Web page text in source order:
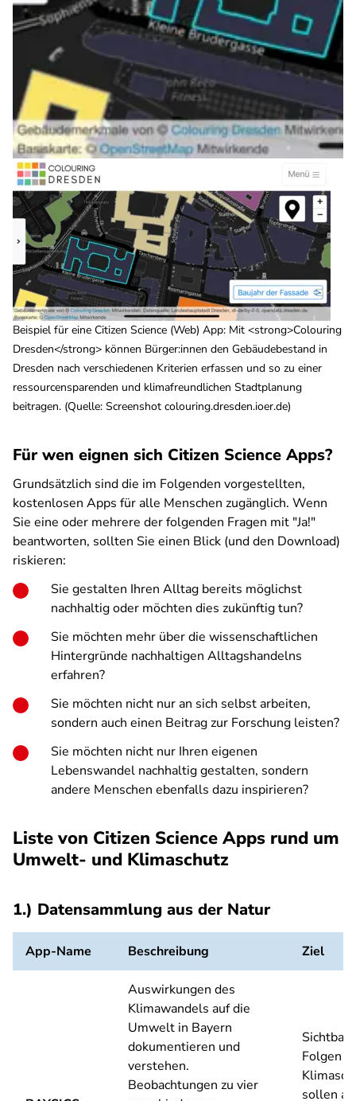
Beispiel für eine Citizen Science (Web) App: Mit <strong>Colouring
Dresden</strong> können Bürger:innen den Gebäudebestand in
Dresden nach verschiedenen Kriterien erfassen und so zu einer
ressourcensparenden und klimafreundlichen Stadtplanung
beitragen. (Quelle: Screenshot colouring.dresden.ioer.de)
Für wen eignen sich Citizen Science Apps?
Grundsätzlich sind die im Folgenden vorgestellten,
kostenlosen Apps für alle Menschen zugänglich. Wenn
Sie eine oder mehrere der folgenden Fragen mit "Ja!"
beantworten, sollten Sie einen Blick (und den Download)
riskieren:
Sie gestalten Ihren Alltag bereits möglichst
nachhaltig oder möchten dies zukünftig tun?
Sie möchten mehr über die wissenschaftlichen
Hintergründe nachhaltigen Alltagshandelns
erfahren?
Sie möchten nicht nur an sich selbst arbeiten,
sondern auch einen Beitrag zur Forschung leisten?
Sie möchten nicht nur Ihren eigenen
Lebenswandel nachhaltig gestalten, sondern
andere Menschen ebenfalls dazu inspirieren?
Liste von Citizen Science Apps rund um
Umwelt- und Klimaschutz
1.) Datensammlung aus der Natur
App-Name Beschreibung Ziel
Auswirkungen des
Klimawandels auf die
Umwelt in Bayern
dokumentieren und
verstehen.
Beobachtungen zu vier
Folgen
sollen